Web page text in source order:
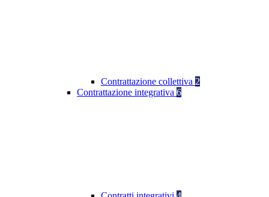
Contrattazione collettiva 2
Contrattazione integrativa 6